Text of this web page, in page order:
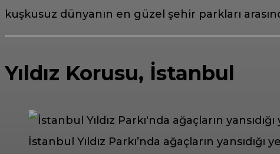
kuşkusuz dünyanın en güzel şehir parkları
Yıldız Korusu, İstanbul
İstanbul Yıldız Parkı’nda ağaçların